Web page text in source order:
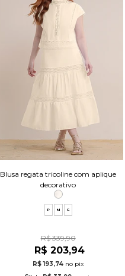
Blusa regata tricoline com aplique
decorativo
P M G
R$ 339,90
R$ 203,94
R$ 193,74 no pix